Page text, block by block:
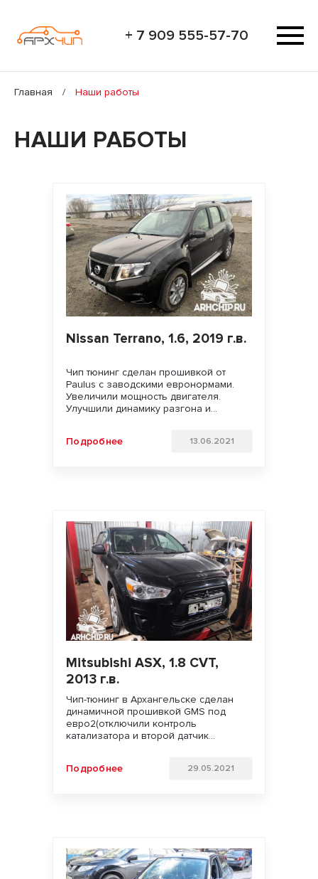
+ 7 909 555-57-70
Главная / Наши работы
НАШИ РАБОТЫ
Nissan Terrano, 1.6, 2019 г.в.
Чип тюнинг сделан прошивкой от
Paulus с заводскими евронормами.
Увеличили мощность двигателя.
Улучшили динамику разгона и
Подробнее 13.06.2021
Mitsubishi ASX, 1.8 CVT,
2013 г.в.
Чип-тюнинг в Архангельске сделан
динамичной прошивкой GMS под
евро2(отключили контроль
катализатора и второй датчик
разгона, подхват с низов и
Подробнее 29.05.2021